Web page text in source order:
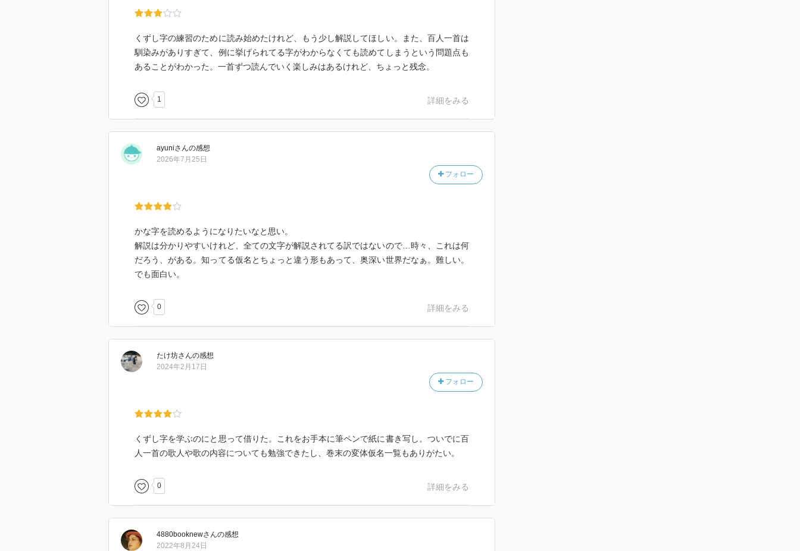
くずし字の練習のために読み始めたけれど、もう少し解説してほしい。また、百人一首は
馴染みがありすぎて、例に挙げられてる字がわからなくても読めてしまうという問題点も
あることがわかった。一首ずつ読んでいく楽しみはあるけれど、ちょっと残念。
1 詳細をみる
ayuniさんの感想
フォロー
2026年7月25日
かな字を読めるようになりたいなと思い。
解説は分かりやすいけれど、全ての文字が解説されてる訳ではないので…時々、これは何
だろう、がある。知ってる仮名とちょっと違う形もあって、奥深い世界だなぁ。難しい。
でも面白い。
0 詳細をみる
たけ坊さんの感想
フォロー
2024年2月17日
くずし字を学ぶのにと思って借りた。これをお手本に筆ペンで紙に書き写し。ついでに百
人一首の歌人や歌の内容についても勉強できたし、巻末の変体仮名一覧もありがたい。
0 詳細をみる
4880booknewさんの感想
2022年8月24日